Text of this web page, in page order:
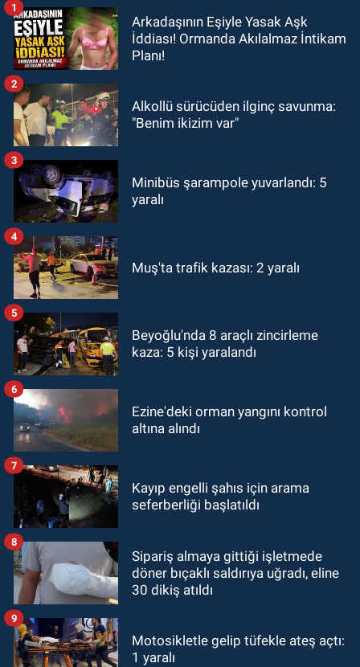
Arkadaşının Eşiyle Yasak Aşk
İddiası! Ormanda Akılalmaz İntikam
Planı!
1
Alkollü sürücüden ilginç savunma:
"Benim ikizim var"
2
Minibüs şarampole yuvarlandı: 5
yaralı
3
Muş'ta trafik kazası: 2 yaralı
4
Beyoğlu'nda 8 araçlı zincirleme
kaza: 5 kişi yaralandı
5
Ezine'deki orman yangını kontrol
altına alındı
6
Kayıp engelli şahıs için arama
seferberliği başlatıldı
7
Sipariş almaya gittiği işletmede
döner bıçaklı saldırıya uğradı, eline
30 dikiş atıldı
8
Motosikletle gelip tüfekle ateş açtı:
1 yaralı
9